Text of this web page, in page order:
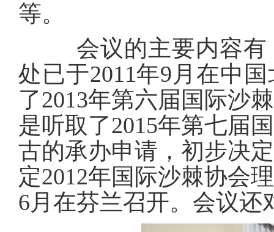
等。
会议的主要内容有
处已于2011年9 月在中
了2013年第六届国际沙
是听取了2015年第七届
古的承办申请，初步决
定2012年国际沙棘协会
6月在芬兰召开。会议